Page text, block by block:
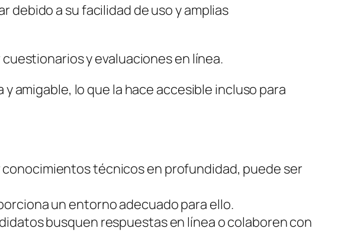
debido a su facilidad de uso y amplias
y evaluaciones en línea.
amigable, lo que la hace accesible incluso para
técnicos en profundidad, puede ser
un entorno adecuado para ello.
busquen respuestas en línea o colaboren con